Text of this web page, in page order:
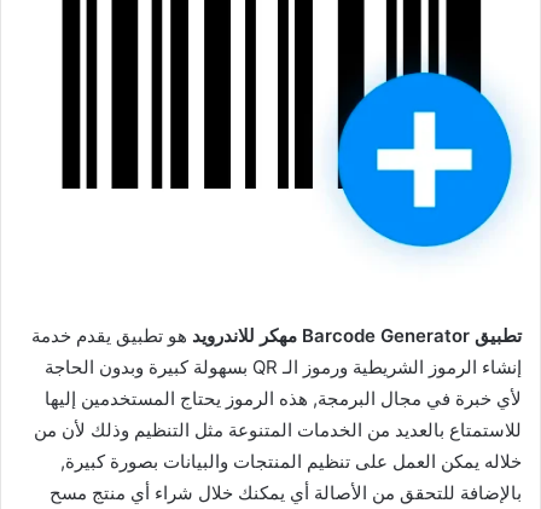
تطبيق Barcode Generator مهكر للاندرويد
هو تطبيق يقدم خدمة
إنشاء الرموز الشريطية ورموز الـ QR بسهولة كبيرة وبدون الحاجة
لأي خبرة في مجال البرمجة, هذه الرموز يحتاج المستخدمين إليها
للاستمتاع بالعديد من الخدمات المتنوعة مثل التنظيم وذلك لأن من
خلاله يمكن العمل على تنظيم المنتجات والبيانات بصورة كبيرة,
بالإضافة للتحقق من الأصالة أي يمكنك خلال شراء أي منتج مسح